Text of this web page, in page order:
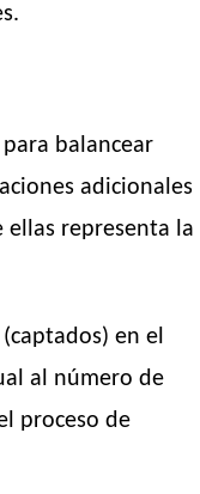
balancear
adicionales
ellas representa la
en el
al número de
proceso de